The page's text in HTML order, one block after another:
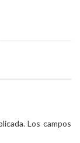
Los campos